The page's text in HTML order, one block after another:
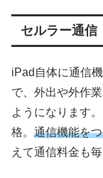
セルラー通信
iPad自体に通信
で、外出や外作
ようになります
格。 通信機能を
えて通信料金も